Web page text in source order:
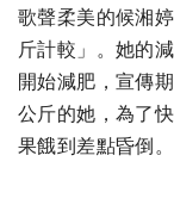
歌聲柔美的候湘
斤計較」。她的
開始減肥，宣傳
公斤的她，為了
果餓到差點昏倒。